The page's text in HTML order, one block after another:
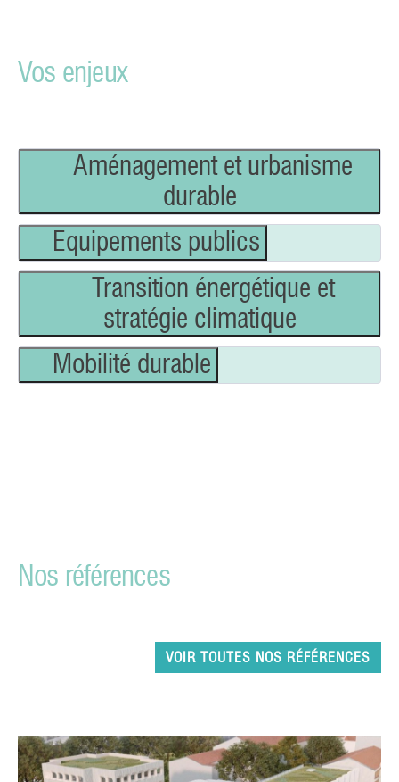
Vos enjeux
Aménagement et urbanisme
durable
Equipements publics
Transition énergétique et
stratégie climatique
Mobilité durable
Nos références
VOIR TOUTES NOS RÉFÉRENCES